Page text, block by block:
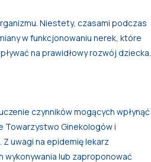
Niestety, czasami podczas
w funkcjonowaniu nerek, które
na prawidłowy rozwój dziecka.
czynników mogących wpłynąć
Towarzystwo Ginekologów i
uwagi na epidemię lekarz
wykonywania lub zaproponować